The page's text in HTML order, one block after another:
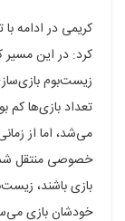
کریمی در ادامه
کرد: در این مسیر
زیست‌بوم
تعداد بازی‌ها کم
می‌شد، اما از
خصوصی منتقل
بازی باشند،
خودشان بازی